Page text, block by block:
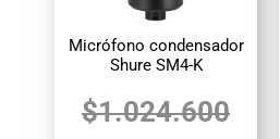
Micrófono condensador
Shure SM4-K
$1.024.600